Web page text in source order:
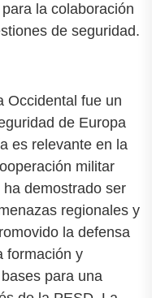
la colaboración
de seguridad.
Occidental fue un
de Europa
es relevante en la
militar
demostrado ser
regionales y
la defensa
formación y
para una